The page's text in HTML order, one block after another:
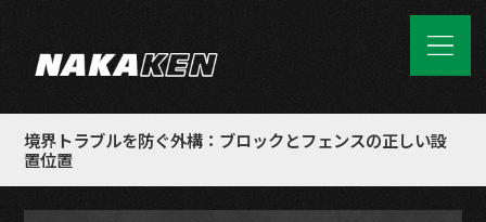
境界トラブルを防ぐ外構：ブロックとフェンスの正しい設
置位置